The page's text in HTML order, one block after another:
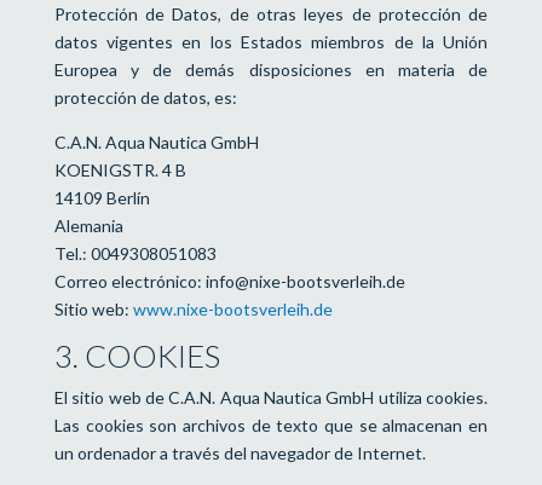
Protección de Datos, de otras leyes de protección de
datos vigentes en los Estados miembros de la Unión
Europea y de demás disposiciones en materia de
protección de datos, es:
C.A.N. Aqua Nautica GmbH
KOENIGSTR. 4 B
14109 Berlín
Alemania
Tel.: 0049308051083
Correo electrónico: info@nixe-bootsverleih.de
Sitio web: www.nixe-bootsverleih.de
3. COOKIES
El sitio web de C.A.N. Aqua Nautica GmbH utiliza cookies.
Las cookies son archivos de texto que se almacenan en
un ordenador a través del navegador de Internet.